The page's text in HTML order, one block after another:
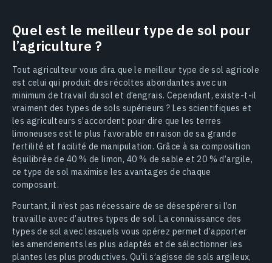
Quel est le meilleur type de sol pour
l’agriculture ?
Tout agriculteur vous dira que le meilleur type de sol agricole
est celui qui produit des récoltes abondantes avec un
minimum de travail du sol et d’engrais. Cependant, existe-t-il
vraiment des types de sols supérieurs ? Les scientifiques et
les agriculteurs s’accordent pour dire que les terres
limoneuses est le plus favorable en raison de sa grande
fertilité et facilité de manipulation. Grâce à sa composition
équilibrée de 40 % de limon, 40 % de sable et 20 % d’argile,
ce type de sol maximise les avantages de chaque
composant.
Pourtant, il n’est pas nécessaire de se désespérer si l’on
travaille avec d’autres types de sol. La connaissance des
types de sol avec lesquels vous opérez permet d’apporter
les amendements les plus adaptés et de sélectionner les
plantes les plus productives. Qu’il s’agisse de sols argileux,